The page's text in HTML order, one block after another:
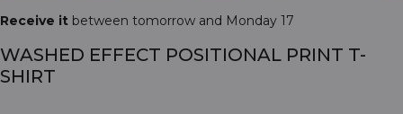
Receive it between tomorrow and Monday 17
WASHED EFFECT POSITIONAL PRINT T-
SHIRT